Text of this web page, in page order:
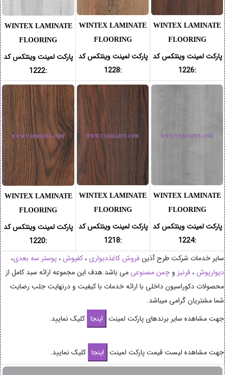
WINTEX LAMINATE
FLOORING
پارکت لمینت وینتکس کد
:1226
WINTEX LAMINATE
FLOORING
پارکت لمینت وینتکس کد
:1228
WINTEX LAMINATE
FLOORING
پارکت لمینت وینتکس کد
:1222
WINTEX LAMINATE
FLOORING
پارکت لمینت وینتکس کد
:1224
WINTEX LAMINATE
FLOORING
پارکت لمینت وینتکس کد
:1218
WINTEX LAMINATE
FLOORING
پارکت لمینت وینتکس کد
:1220
سایر خدمات شرکت طرح آذینفروش کاغذدیواری ،کفپوش،پوستر سه بعدی،
دیوارپوش،قرنیز و چمن مصنوعیمی باشد.هدف این مجموعه ارائه سبد کامل از
محصولات دکوراسیون داخلی با ارائه خدمات با کیفیت و درنهایت جلب رضایت
شما مشتریان گرامی میباشد.
جهت مشاهده سایر برندهای پارکت لمینت
کلیک نمایید.
جهت مشاهده لیست قیمت پارکت لمینت کلیک نمایید.